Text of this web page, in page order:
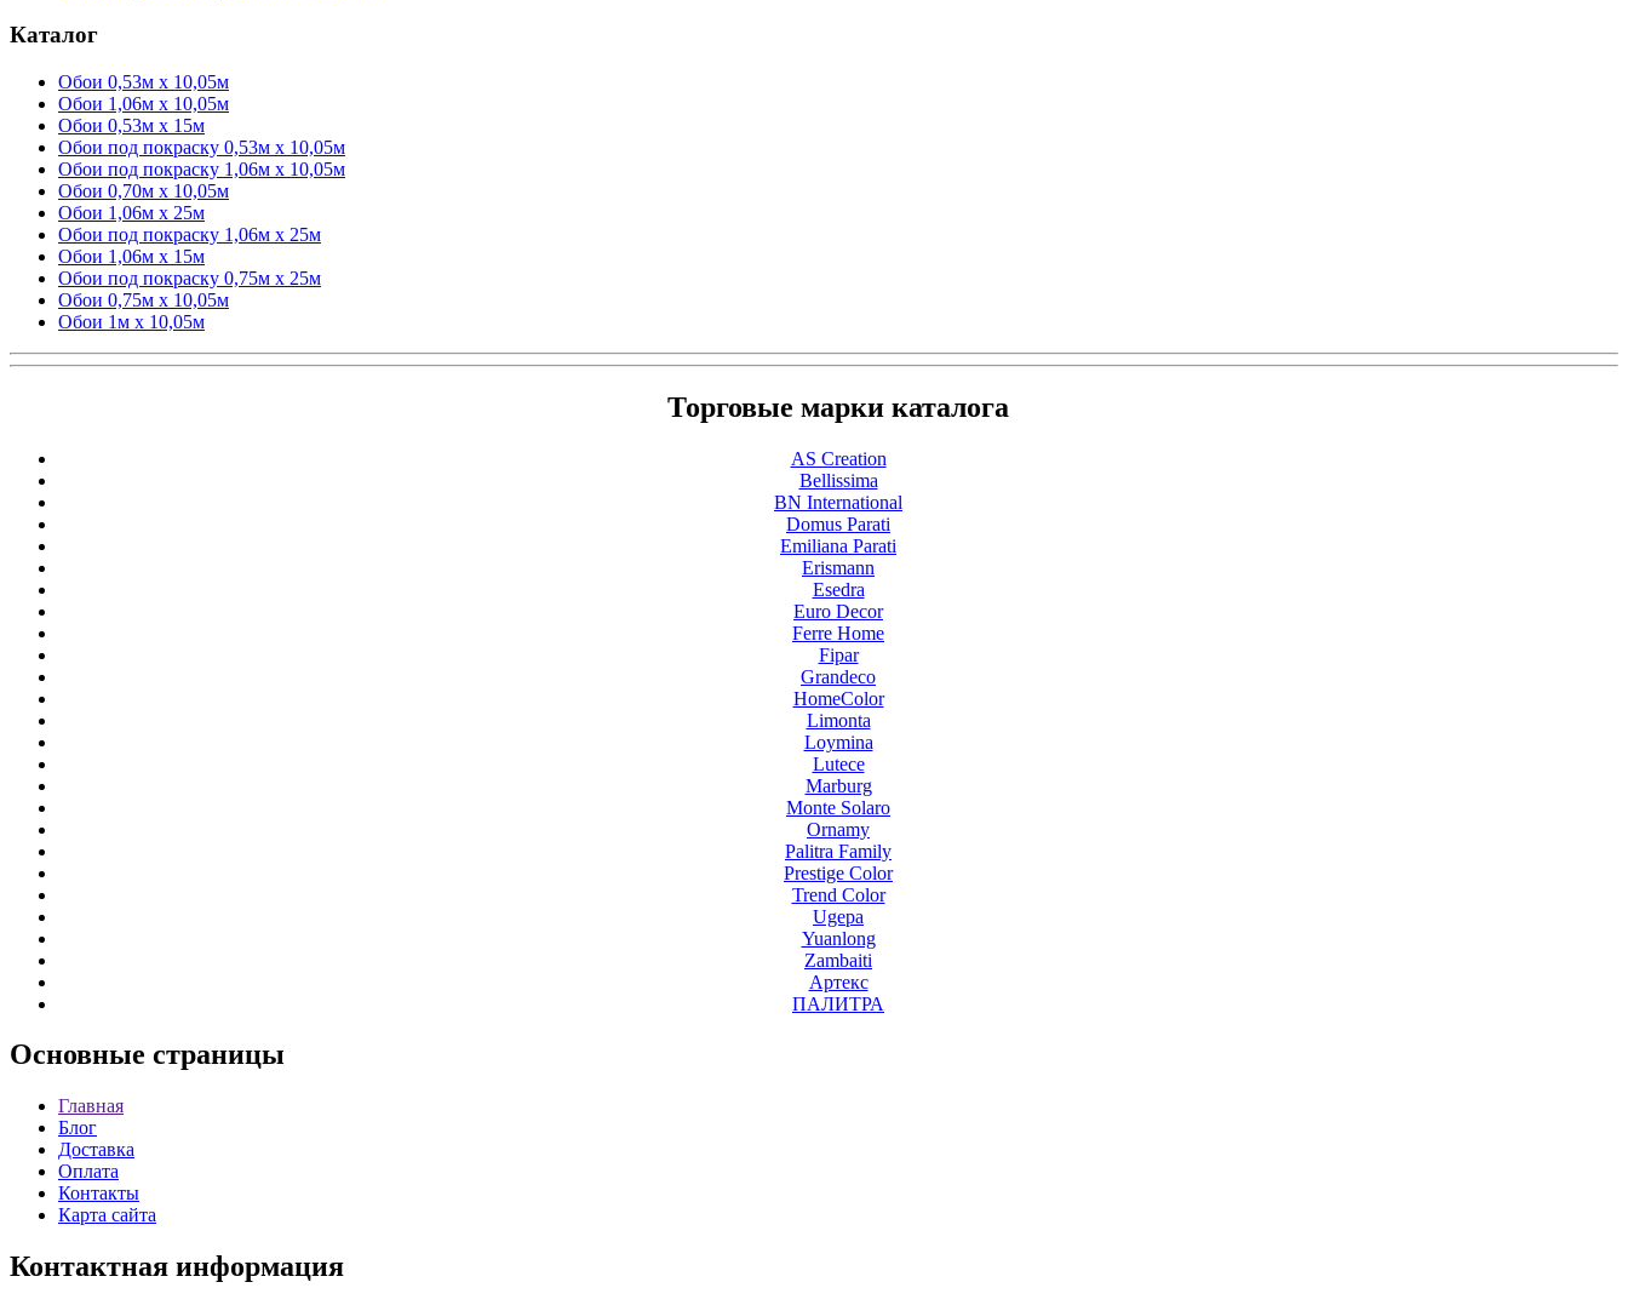
Каталог
Обои 0,53м x 10,05м
Обои 1,06м х 10,05м
Обои 0,53м x 15м
Обои под покраску 0,53м x 10,05м
Обои под покраску 1,06м х 10,05м
Обои 0,70м x 10,05м
Обои 1,06м x 25м
Обои под покраску 1,06м x 25м
Обои 1,06м x 15м
Обои под покраску 0,75м x 25м
Обои 0,75м x 10,05м
Обои 1м х 10,05м
Торговые марки каталога
AS Creation
Bellissima
BN International
Domus Parati
Emiliana Parati
Erismann
Esedra
Euro Decor
Ferre Home
Fipar
Grandeco
HomeColor
Limonta
Loymina
Lutece
Marburg
Monte Solaro
Ornamy
Palitra Family
Prestige Color
Trend Color
Ugepa
Yuanlong
Zambaiti
Артекс
ПАЛИТРА
Основные страницы
Главная
Блог
Доставка
Оплата
Контакты
Карта сайта
Контактная информация